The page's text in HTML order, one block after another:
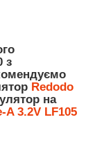
з
Redodo
на
A 3.2V LF105